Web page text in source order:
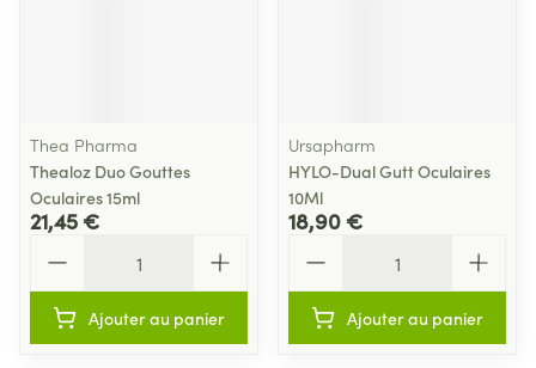
Thea Pharma
Thealoz Duo Gouttes
Oculaires 15ml
21,45 €
Ajouter au panier
Ursapharm
HYLO-Dual Gutt Oculaires
10Ml
18,90 €
Ajouter au panier